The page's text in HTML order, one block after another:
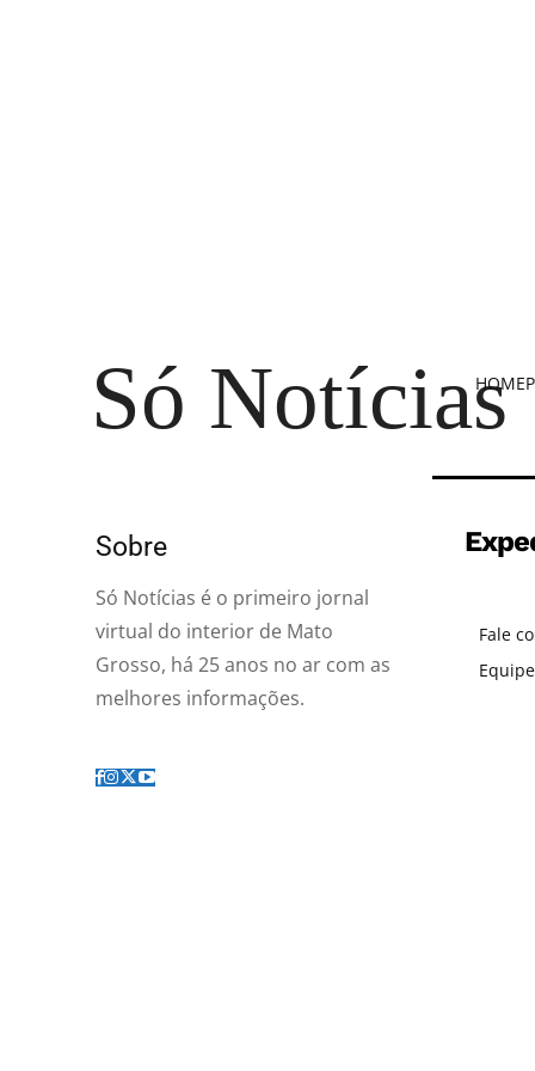
Só Notícias
HOME
Sobre
Só Notícias é o primeiro jornal
virtual do interior de Mato
Grosso, há 25 anos no ar com as
melhores informações.
Fale
Equipe